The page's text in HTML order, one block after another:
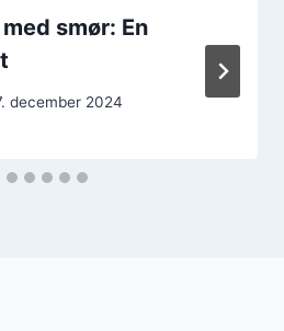
smør: En
december 2024